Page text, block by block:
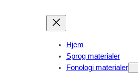
Hjem
Sprog materialer
Fonologi materialer